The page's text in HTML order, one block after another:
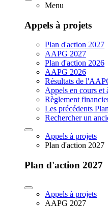
Menu
Appels à projets
Plan d'action 2027
AAPG 2027
Plan d'action 2026
AAPG 2026
Résultats de
Appels en cours et
Règlement
Les précédents
Rechercher un
Appels à projets
Plan d'action 2027
Plan d'action 2027
Appels à projets
AAPG 2027